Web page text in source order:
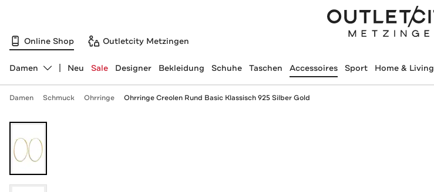
Online Shop Outletcity Metzingen
Abteilung ändern, ausgewählt:
Damen Neu Sale Designer Bekleidung Schuhe Taschen Accessoires Sport Home & Living
Damen Schmuck Ohrringe Ohrringe Creolen Rund Basic Klassisch 925 Silber Gold